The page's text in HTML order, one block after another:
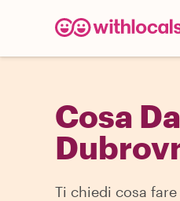
Cosa
Ti chiedi cosa